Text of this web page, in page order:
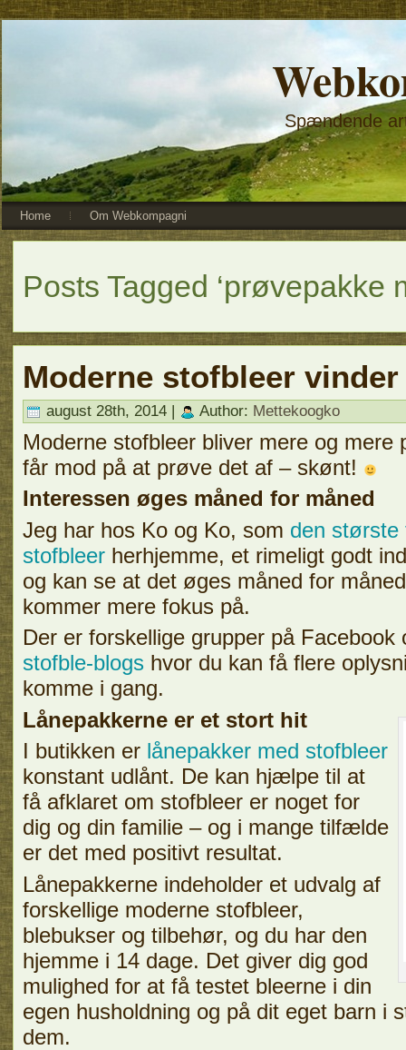
Spændende
Home Om Webkompagni
Posts Tagged ‘prøvepakke
Moderne stofbleer
august 28th, 2014 | Author: Mettekoogko
Moderne stofbleer bliver mere og
får mod på at prøve det af – skønt!
Interessen øges måned for måned
Jeg har hos Ko og Ko, som den største
stofbleer herhjemme, et rimeligt godt
og kan se at det øges måned for
kommer mere fokus på.
Der er forskellige grupper på Facebook
stofble-blogs hvor du kan få flere
komme i gang.
Lånepakkerne er et stort hit
I butikken er lånepakker med stofbleer
konstant udlånt. De kan hjælpe til at
få afklaret om stofbleer er noget for
dig og din familie – og i mange tilfælde
er det med positivt resultat.
Lånepakkerne indeholder et udvalg af
forskellige moderne stofbleer,
blebukser og tilbehør, og du har den
hjemme i 14 dage. Det giver dig god
mulighed for at få testet bleerne i din
egen husholdning og på dit eget barn i
dem.